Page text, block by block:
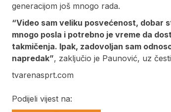
generacijom još mnogo rada.
“Video sam veliku posvećenost, dobar
mnogo posla i potrebno je vreme da
takmičenja. Ipak, zadovoljan sam
napredak”, zaključio je Paunović, uz
tvarenasprt.com
Podijeli vijest na: